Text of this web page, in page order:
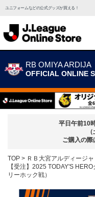
ユニフォームなどの公式グッズが買える！
RB OMIYA ARDIJA
OFFICIAL ONLINE
平日午前10
ご購入の際
TOP ＲＢ大宮アルディージャ
【受注】2025 TODAY'S
リーホック戦）